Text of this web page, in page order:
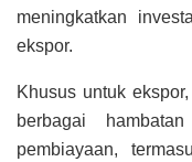
meningkatkan
ekspor.
Khusus untuk
berbagai
pembiayaan,